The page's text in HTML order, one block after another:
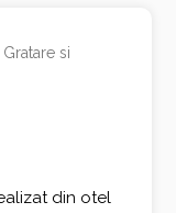
Gratare si
din otel